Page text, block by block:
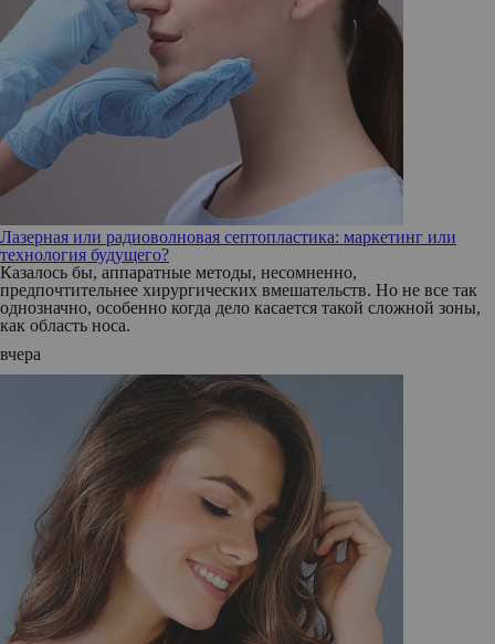
Лазерная или радиоволновая септопластика: маркетинг или
технология будущего?
Казалось бы, аппаратные методы, несомненно,
предпочтительнее хирургических вмешательств. Но не все так
однозначно, особенно когда дело касается такой сложной зоны,
как область носа.
вчера